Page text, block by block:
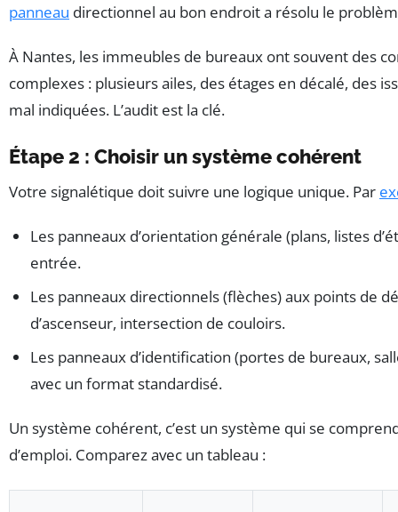
panneau directionnel au bon endroit a résolu le
À Nantes, les immeubles de bureaux ont souvent des
complexes : plusieurs ailes, des étages en décalé, des
mal indiquées. L’audit est la clé.
Étape 2 : Choisir un système cohérent
Votre signalétique doit suivre une logique unique. Par
Les panneaux d’orientation générale (plans, listes
entrée.
Les panneaux directionnels (flèches) aux points de
d’ascenseur, intersection de couloirs.
Les panneaux d’identification (portes de bureaux,
avec un format standardisé.
Un système cohérent, c’est un système qui se
d’emploi. Comparez avec un tableau :